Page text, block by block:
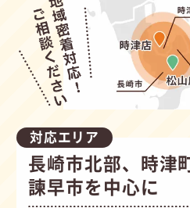
対応エリア
長崎市北部、時津
諫早市を中心に